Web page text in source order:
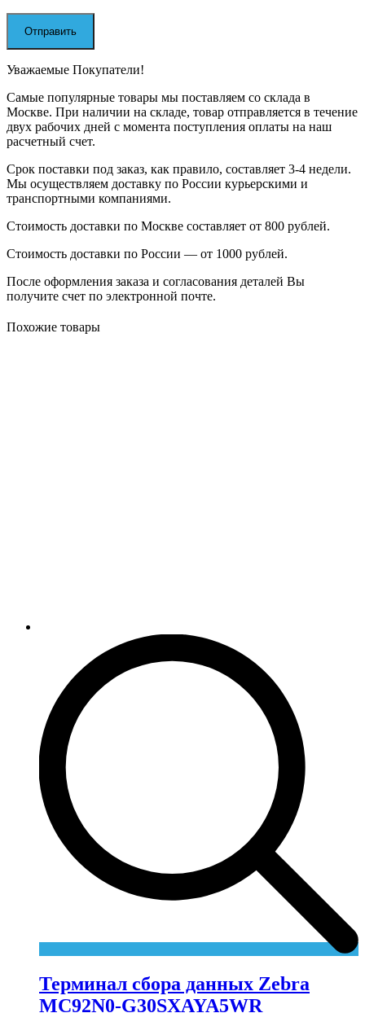
Уважаемые Покупатели!
Самые популярные товары мы поставляем со склада в
Москве. При наличии на складе, товар отправляется в течение
двух рабочих дней с момента поступления оплаты на наш
расчетный счет.
Срок поставки под заказ, как правило, составляет 3-4 недели.
Мы осуществляем доставку по России курьерскими и
транспортными компаниями.
Стоимость доставки по Москве составляет от 800 рублей.
Стоимость доставки по России — от 1000 рублей.
После оформления заказа и согласования деталей Вы
получите счет по электронной почте.
Похожие товары
Терминал сбора данных Zebra
MC92N0-G30SXAYA5WR